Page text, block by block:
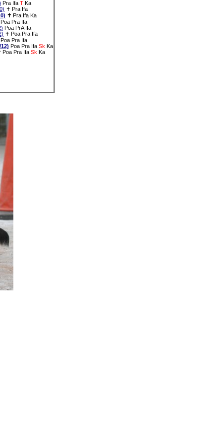
Pra Ifa T Ka
✝ Pra Ifa
✝ Pra Ifa Ka
Poa Pra Ifa
Poa PrA Ifa
✝ Poa Pra Ifa
Poa Pra Ifa
Poa Pra Ifa Sk Ka
Poa Pra Ifa Sk Ka